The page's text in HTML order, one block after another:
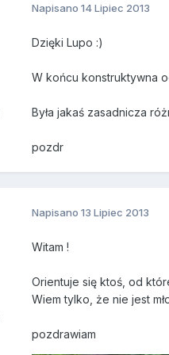
Napisano14 Lipiec 2013
Dzięki Lupo :)
W końcu konstruktywna
Była jakaś zasadnicza
pozdr
Napisano13 Lipiec 2013
Witam !
Orientuje się ktoś, od
Wiem tylko, że nie jest
pozdrawiam